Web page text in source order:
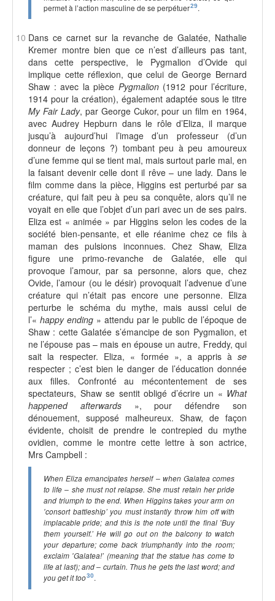
permet à l’action masculine de se perpétuer29.
10 Dans ce carnet sur la revanche de Galatée, Nathalie
Kremer montre bien que ce n’est d’ailleurs pas tant,
dans cette perspective, le Pygmalion d’Ovide qui
implique cette réflexion, que celui de George Bernard
Shaw : avec la pièce Pygmalion (1912 pour l’écriture,
1914 pour la création), également adaptée sous le titre
My Fair Lady, par George Cukor, pour un film en 1964,
avec Audrey Hepburn dans le rôle d’Eliza, il marque
jusqu’à aujourd’hui l’image d’un professeur (d’un
donneur de leçons ?) tombant peu à peu amoureux
d’une femme qui se tient mal, mais surtout parle mal, en
la faisant devenir celle dont il rêve – une lady. Dans le
film comme dans la pièce, Higgins est perturbé par sa
créature, qui fait peu à peu sa conquête, alors qu’il ne
voyait en elle que l’objet d’un pari avec un de ses pairs.
Eliza est « animée » par Higgins selon les codes de la
société bien-pensante, et elle réanime chez ce fils à
maman des pulsions inconnues. Chez Shaw, Eliza
figure une primo-revanche de Galatée, elle qui
provoque l’amour, par sa personne, alors que, chez
Ovide, l’amour (ou le désir) provoquait l’advenue d’une
créature qui n’était pas encore une personne. Eliza
perturbe le schéma du mythe, mais aussi celui de
l’« happy ending» attendu par le public de l’époque de
Shaw : cette Galatée s’émancipe de son Pygmalion, et
ne l’épouse pas – mais en épouse un autre, Freddy, qui
sait la respecter. Eliza, « formée », a appris à se
respecter ; c’est bien le danger de l’éducation donnée
aux filles. Confronté au mécontentement de ses
spectateurs, Shaw se sentit obligé d’écrire un « What
happened afterwards», pour défendre son
dénouement, supposé malheureux. Shaw, de façon
évidente, choisit de prendre le contrepied du mythe
ovidien, comme le montre cette lettre à son actrice,
Mrs Campbell :
When Eliza emancipates herself – when Galatea comes
to life – she must not relapse. She must retain her pride
and triumph to the end. When Higgins takes your arm on
‛consort battleship’ you must instantly throw him off with
implacable pride; and this is the note until the final ‛Buy
them yourself.’ He will go out on the balcony to watch
your departure; come back triumphantly into the room;
exclaim ‛Galatea!’ (meaning that the statue has come to
life at last); and – curtain. Thus he gets the last word; and
you get it too30.